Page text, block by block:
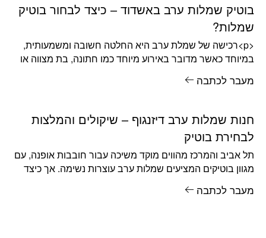
בוטיק שמלות ערב באשדוד – כיצד לבחור בוטיק
שמלות?
<p>רכישה של שמלת ערב היא החלטה חשובה ומשמעותית,
במיוחד כאשר מדובר באירוע מיוחד כמו חתונה, בת מצווה או
מעבר לכתבה
חנות שמלות ערב דיזנגוף – שיקולים והמלצות
לבחירת בוטיק
תל אביב והמרכז מהווים מוקד משיכה עבור חובבות אופנה, עם
מגוון בוטיקים המציעים שמלות ערב עוצרות נשימה. אך כיצד
מעבר לכתבה